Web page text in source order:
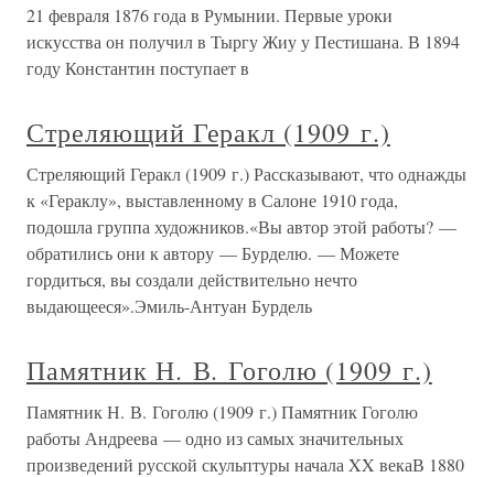
21 февраля 1876 года в Румынии. Первые уроки
искусства он получил в Тыргу Жиу у Пестишана. В 1894
году Константин поступает в
Стреляющий Геракл (1909 г.)
Стреляющий Геракл (1909 г.) Рассказывают, что однажды
к «Гераклу», выставленному в Салоне 1910 года,
подошла группа художников.«Вы автор этой работы? —
обратились они к автору — Бурделю. — Можете
гордиться, вы создали действительно нечто
выдающееся».Эмиль-Антуан Бурдель
Памятник Н. В. Гоголю (1909 г.)
Памятник Н. В. Гоголю (1909 г.) Памятник Гоголю
работы Андреева — одно из самых значительных
произведений русской скульптуры начала XX векаВ 1880